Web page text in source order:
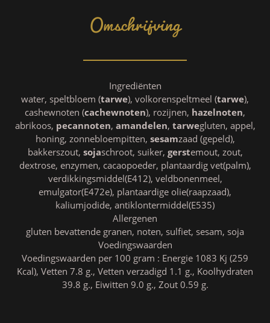
Omschrijving
Ingrediënten
water, speltbloem (tarwe), volkorenspeltmeel (tarwe),
cashewnoten (cachewnoten), rozijnen, hazelnoten,
abrikoos, pecannoten, amandelen, tarwegluten, appel,
honing, zonnebloempitten, sesamzaad (gepeld),
bakkerszout, sojaschroot, suiker, gerstemout, zout,
dextrose, enzymen, cacaopoeder, plantaardig vet(palm),
verdikkingsmiddel(E412), veldbonenmeel,
emulgator(E472e), plantaardige olie(raapzaad),
kaliumjodide, antiklontermiddel(E535)
Allergenen
gluten bevattende granen, noten, sulfiet, sesam, soja
Voedingswaarden
Voedingswaarden per 100 gram : Energie 1083 Kj (259
Kcal), Vetten 7.8 g., Vetten verzadigd 1.1 g., Koolhydraten
39.8 g., Eiwitten 9.0 g., Zout 0.59 g.